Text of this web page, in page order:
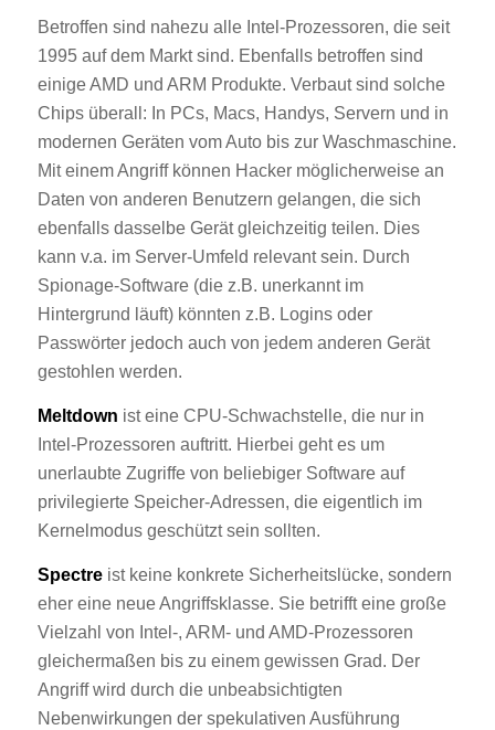
Betroffen sind nahezu alle Intel-Prozessoren, die seit
1995 auf dem Markt sind. Ebenfalls betroffen sind
einige AMD und ARM Produkte. Verbaut sind solche
Chips überall: In PCs, Macs, Handys, Servern und in
modernen Geräten vom Auto bis zur Waschmaschine.
Mit einem Angriff können Hacker möglicherweise an
Daten von anderen Benutzern gelangen, die sich
ebenfalls dasselbe Gerät gleichzeitig teilen. Dies
kann v.a. im Server-Umfeld relevant sein. Durch
Spionage-Software (die z.B. unerkannt im
Hintergrund läuft) könnten z.B. Logins oder
Passwörter jedoch auch von jedem anderen Gerät
gestohlen werden.
Meltdown ist eine CPU-Schwachstelle, die nur in
Intel-Prozessoren auftritt. Hierbei geht es um
unerlaubte Zugriffe von beliebiger Software auf
privilegierte Speicher-Adressen, die eigentlich im
Kernelmodus geschützt sein sollten.
Spectreist keine konkrete Sicherheitslücke, sondern
eher eine neue Angriffsklasse. Sie betrifft eine große
Vielzahl von Intel-, ARM- und AMD-Prozessoren
gleichermaßen bis zu einem gewissen Grad. Der
Angriff wird durch die unbeabsichtigten
Nebenwirkungen der spekulativen Ausführung